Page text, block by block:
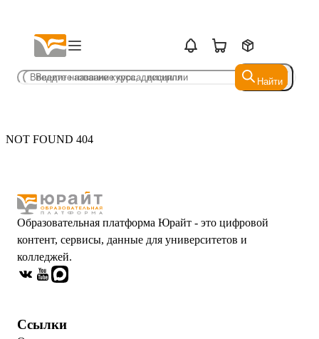
Найти
Найти
NOT FOUND 404
Образовательная платформа Юрайт - это цифровой
контент, сервисы, данные для университетов и
колледжей.
Ссылки